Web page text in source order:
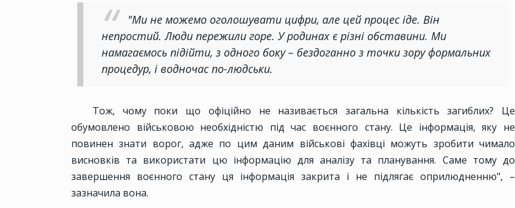
"Ми не можемо оголошувати цифри, але цей процес іде. Він
непростий. Люди пережили горе. У родинах є різні обставини. Ми
намагаємось підійти, з одного боку – бездоганно з точки зору формальних
процедур, і водночас по-людськи.
Тож, чому поки що офіційно не називається загальна кількість загиблих? Це
обумовлено військовою необхідністю під час воєнного стану. Це інформація, яку не
повинен знати ворог, адже по цим даним військові фахівці можуть зробити чимало
висновків та використати цю інформацію для аналізу та планування. Саме тому до
завершення воєнного стану ця інформація закрита і не підлягає оприлюдненню", –
зазначила вона.